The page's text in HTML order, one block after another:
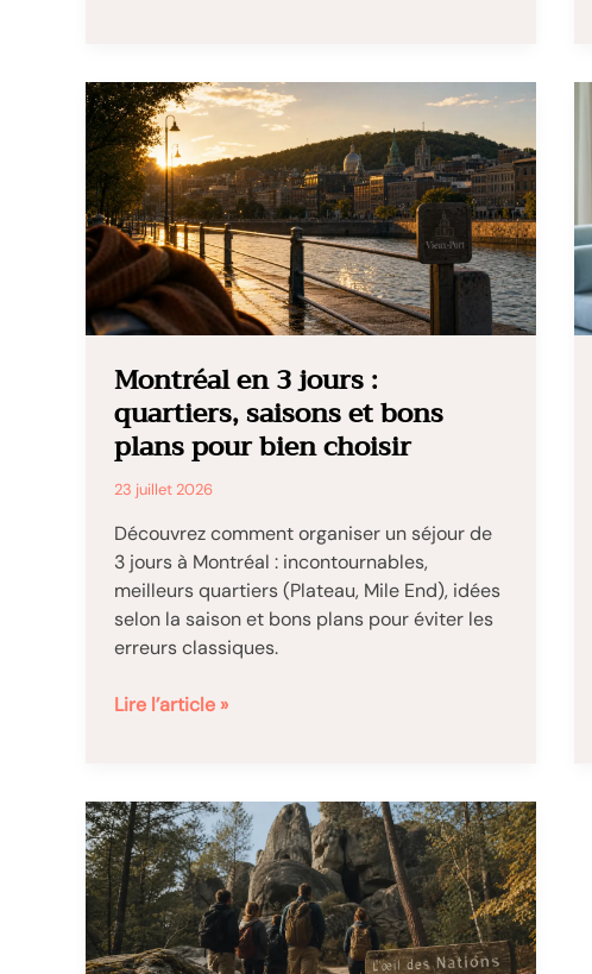
volcans,
villages
mayas
et
traversées
en
lancha
Montréal en 3 jours :
quartiers, saisons et bons
plans pour bien choisir
23 juillet 2026
Découvrez comment organiser un séjour de
3 jours à Montréal : incontournables,
meilleurs quartiers (Plateau, Mile End), idées
selon la saison et bons plans pour éviter les
erreurs classiques.
Montréal
:
quartiers,
saisons
et
bons
plans
Lire l’article »